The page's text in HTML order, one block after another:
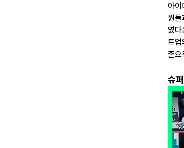
아이
원들
였다
트업
존으
슈